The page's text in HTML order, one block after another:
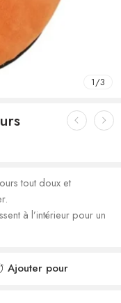
1/3
tout doux et
à l’intérieur pour un
Ajouter pour